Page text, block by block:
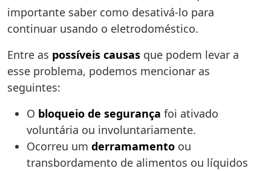
importante saber como desativá-lo para
continuar usando o eletrodoméstico.
Entre as possíveis causas que podem levar a
esse problema, podemos mencionar as
seguintes:
O bloqueio de segurança foi ativado
voluntária ou involuntariamente.
Ocorreu um derramamento ou
transbordamento de alimentos ou líquidos